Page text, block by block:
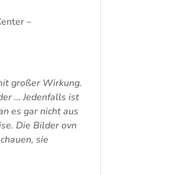
–
großer Wirkung.
… Jedenfalls ist
es gar nicht aus
Die Bilder ovn
sie